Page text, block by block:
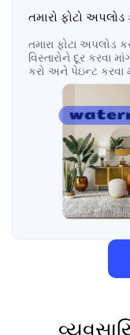
તમારો ફોટો અપલોડ
તમારા ફોટા અપલોડ
વિસ્તારોને દૂર કરવા
કરો અને પેઇન્ટ કરવા